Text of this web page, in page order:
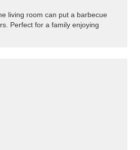
living room can put a barbecue
Perfect for a family enjoying